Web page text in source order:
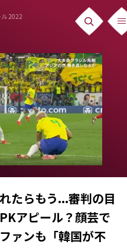
ル 2022
たらもう...審判の目
アピール？顔芸で
ァンも「韓国が不